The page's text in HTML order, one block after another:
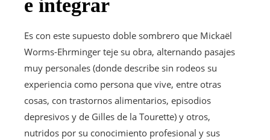
e integrar
Es con este supuesto doble sombrero que Mickaël
Worms-Ehrminger teje su obra, alternando pasajes
muy personales (donde describe sin rodeos su
experiencia como persona que vive, entre otras
cosas, con trastornos alimentarios, episodios
depresivos y de Gilles de la Tourette) y otros,
nutridos por su conocimiento profesional y sus